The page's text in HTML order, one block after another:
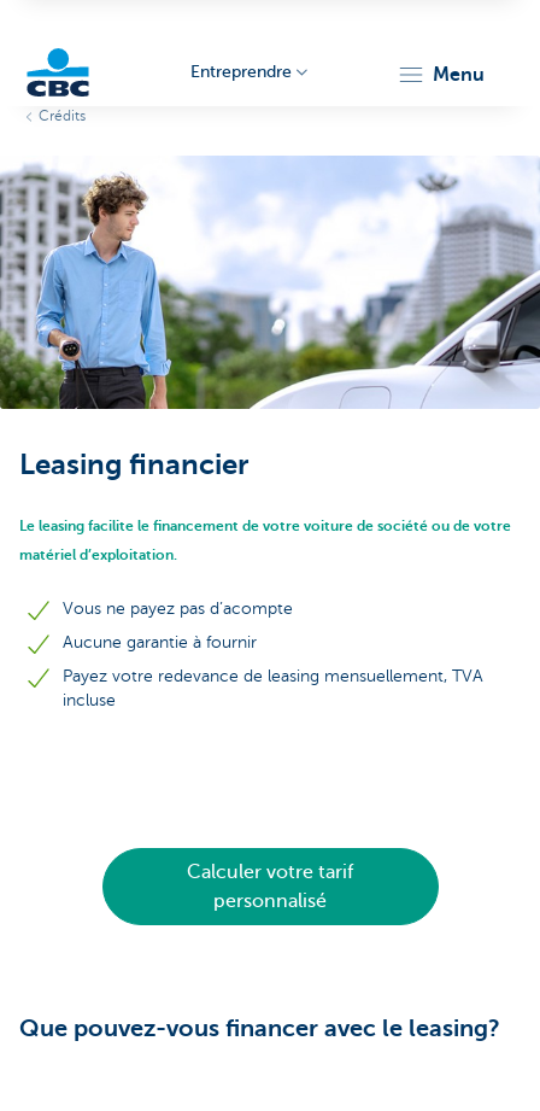
Entrepreneurs
Entreprendre menu
Crédits
Leasing financier
Le leasing facilite le financement de votre voiture de société ou de votre
matériel d’exploitation.
Vous ne payez pas d’acompte
Aucune garantie à fournir
Payez votre redevance de leasing mensuellement, TVA
incluse
Calculer votre tarif
personnalisé
Que pouvez-vous financer avec le leasing?